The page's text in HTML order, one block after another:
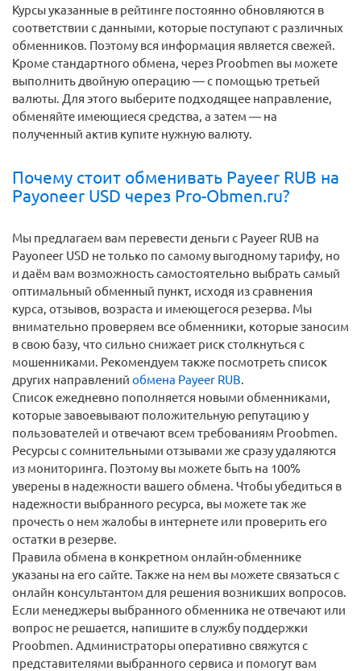
Курсы указанные в рейтинге постоянно обновляются в
соответствии с данными, которые поступают с различных
обменников. Поэтому вся информация является свежей.
Кроме стандартного обмена, через Proobmen вы можете
выполнить двойную операцию — с помощью третьей
валюты. Для этого выберите подходящее направление,
обменяйте имеющиеся средства, а затем — на
полученный актив купите нужную валюту.
Почему стоит обменивать Payeer RUB на
Payoneer USD через Pro-Obmen.ru?
Мы предлагаем вам перевести деньги c Payeer RUB на
Payoneer USD не только по самому выгодному тарифу, но
и даём вам возможность самостоятельно выбрать самый
оптимальный обменный пункт, исходя из сравнения
курса, отзывов, возраста и имеющегося резерва. Мы
внимательно проверяем все обменники, которые заносим
в свою базу, что сильно снижает риск столкнуться с
мошенниками. Рекомендуем также посмотреть список
других направлений обмена Payeer RUB.
Список ежедневно пополняется новыми обменниками,
которые завоевывают положительную репутацию у
пользователей и отвечают всем требованиям Proobmen.
Ресурсы с сомнительными отзывами же сразу удаляются
из мониторинга. Поэтому вы можете быть на 100%
уверены в надежности вашего обмена. Чтобы убедиться в
надежности выбранного ресурса, вы можете так же
прочесть о нем жалобы в интернете или проверить его
остатки в резерве.
Правила обмена в конкретном онлайн-обменнике
указаны на его сайте. Также на нем вы можете связаться с
онлайн консультантом для решения возникших вопросов.
Если менеджеры выбранного обменника не отвечают или
вопрос не решается, напишите в службу поддержки
Proobmen. Администраторы оперативно свяжутся с
представителями выбранного сервиса и помогут вам